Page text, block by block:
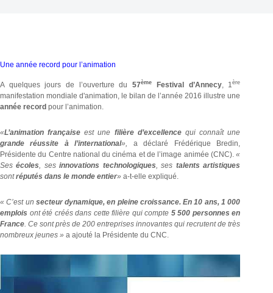
Une année record pour l’animation
A quelques jours de l’ouverture du57ème Festival d’Annecy, 1ère
manifestation mondiale d'animation, le bilan de l’année 2016 illustre une
année record pour l’animation.
«L’animation françaiseest une filière d’excellencequi connaît une
grande réussite à l’international», a déclaré
Frédérique Bredin,
Présidente du Centre national du cinéma et de l’image animée (CNC).«
Sesécoles , sesinnovations technologiques , ses talents artistiques
sontréputés dans le monde entier» a-t-elle expliqué.
« C’est un secteur dynamique, en pleine croissance. En 10 ans, 1 000
emplois ont été créés dans cette filière qui compte 5 500 personnes en
France . Ce sont près de 200 entreprises innovantes qui recrutent de très
nombreux jeunes » a ajouté la Présidente du CNC.